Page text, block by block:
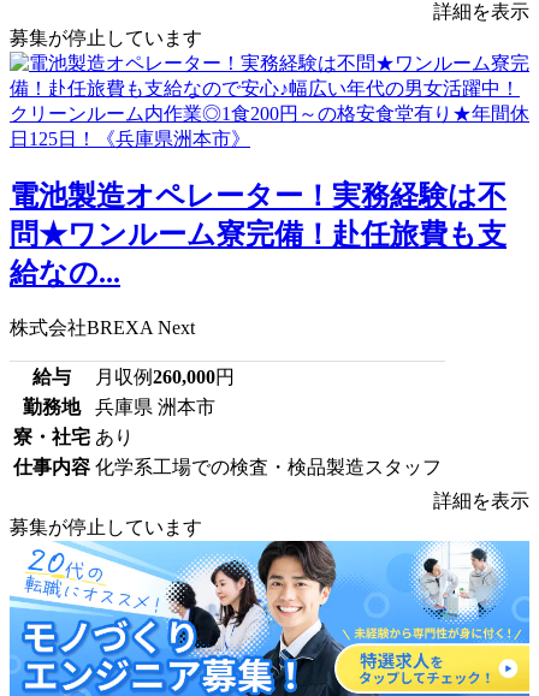
詳細を表示
募集が停止しています
電池製造オペレーター！実務経験は不
問★ワンルーム寮完備！赴任旅費も支
給なの...
株式会社BREXA Next
給与 月収例260,000円
勤務地
兵庫県 洲本市
寮・社宅 あり
仕事内容 化学系工場での検査・検品製造スタッフ
詳細を表示
募集が停止しています